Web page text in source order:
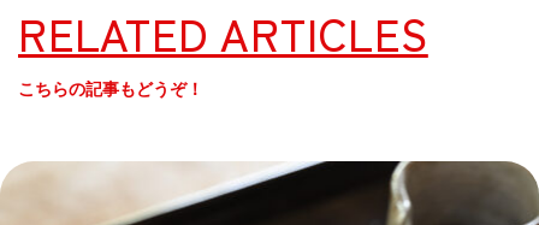
RELATED ARTICLES
こちらの記事もどうぞ！